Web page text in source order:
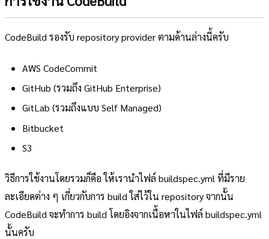
CodeBuild รองรับ repository provider ตามด้านล่างนี้ครับ
AWS CodeCommit
GitHub (รวมถึง GitHub Enterprise)
GitLab (รวมถึงแบบ Self Managed)
Bitbucket
S3
วิธีการใช้งานโดยรวมก็คือ ให้เรานำไฟล์ buildspec.yml ที่มีราย
ละเอียดต่าง ๆ เกี่ยวกับการ build ใส่ไว้ใน repository จากนั้น
CodeBuild จะทำการ build โดยอิงจากเนื้อหาในไฟล์ buildspec.yml
นั้นครับ